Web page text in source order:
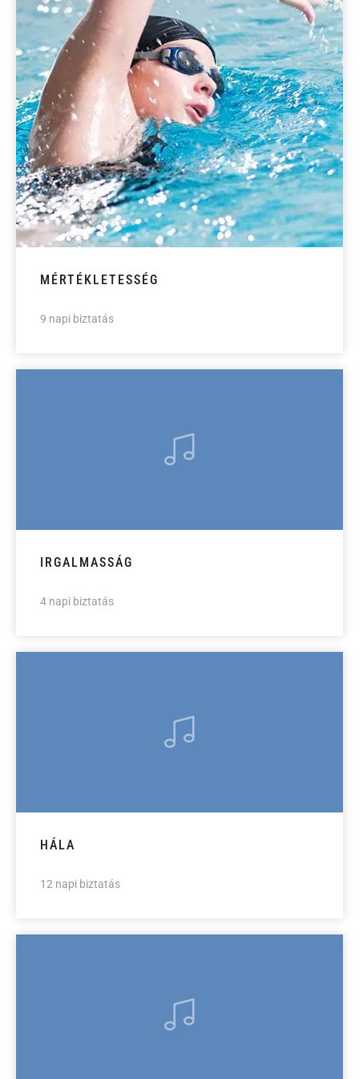
MÉRTÉKLETESSÉG
9 napi biztatás
IRGALMASSÁG
4 napi biztatás
HÁLA
12 napi biztatás